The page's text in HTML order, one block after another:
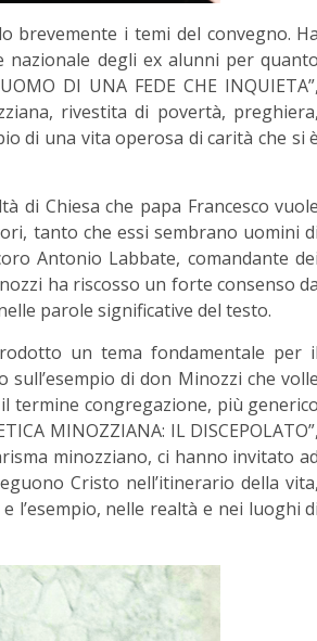
brevemente i temi del convegno. Ha
nazionale degli ex alunni per quanto
DI UNA FEDE CHE INQUIETA”,
rivestita di povertà, preghiera,
di una vita operosa di carità che si è
Chiesa che papa Francesco vuole
tanto che essi sembrano uomini di
Antonio Labbate, comandante dei
ha riscosso un forte consenso da
parole significative del testo.
un tema fondamentale per il
di don Minozzi che volle
termine congregazione, più generico
MINOZZIANA: IL DISCEPOLATO”,
minozziano, ci hanno invitato ad
Cristo nell’itinerario della vita,
l’esempio, nelle realtà e nei luoghi di